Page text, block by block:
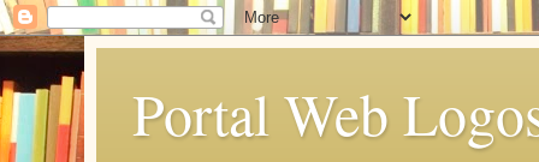
Portal Web